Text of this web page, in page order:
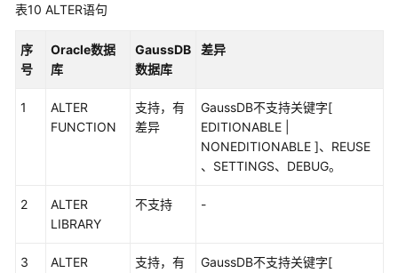
安
白
皮
SDK
表10 ALTER语句
序
号
Oracle数据
库
GaussDB
数据库
差异
1
ALTER
FUNCTION
支持，有
差异
GaussDB不支持关键字[
EDITIONABLE |
NONEDITIONABLE ]、REUSE
、SETTINGS、DEBUG。
2
ALTER
LIBRARY
不支持 -
3
ALTER
支持，有
GaussDB不支持关键字[